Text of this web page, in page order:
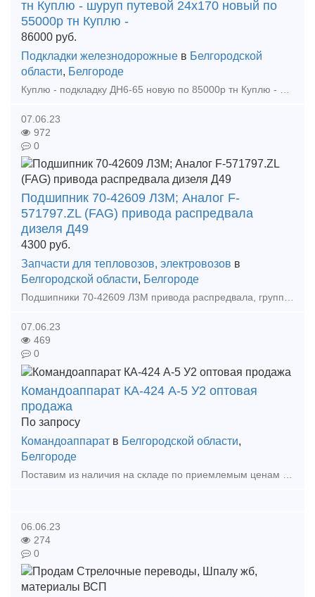
тн Куплю - шуруп путевой 24х170 новый по
55000р тн Куплю -
86000 руб.
Подкладки железнодорожные в Белгородской
области, Белгороде
Куплю - подкладку ДН6-65 новую по 85000р тн Куплю - шуруп путевой 24х170 новый по 55000р тн Куплю - костыль путовой 16х16х165 новый по 58000р тн Куплю - противоугон П65 новый по 60000р тн Куплю -
07.06.23
972
0
Подшипник 70-42609 Л3М; Аналог F-
571797.ZL (FAG) привода распредвала
дизеля Д49
4300 руб.
Запчасти для тепловозов, электровозов в
Белгородской области, Белгороде
Подшипники 70-42609 Л3М привода распредвала, группа 69 и 128, для дизель-генераторов– ДГ-49 и 9-26 ДГ. Сертификаты качества, соответствия товара. Поставка от официального представителя
07.06.23
469
0
Командоаппарат КА-424 А-5 У2 оптовая
продажа
По запросу
Командоаппарат в Белгородской области,
Белгороде
06.06.23
274
0